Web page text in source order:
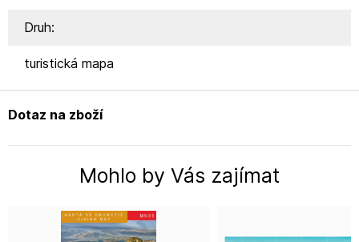
Druh:
turistická mapa
Dotaz na zboží
Mohlo by Vás zajímat